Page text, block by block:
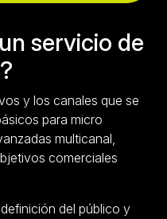
servicio de
y los canales que se
para micro
multicanal,
comerciales
del público y